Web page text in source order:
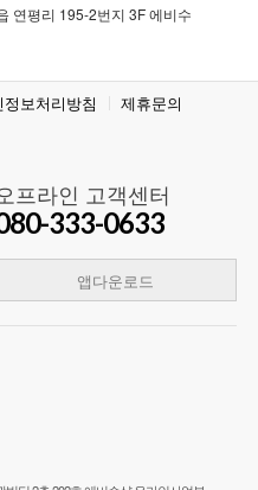
연평리 195-2번지 3F 에비수
정보처리방침 제휴문의
프라인 고객센터
333-0633
앱다운로드